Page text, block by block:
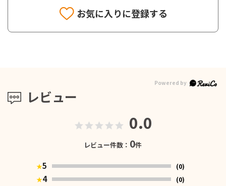
お気に入りに登録する
レビュー
0.0
レビュー件数： 0件
★5
(0)
★4
(0)